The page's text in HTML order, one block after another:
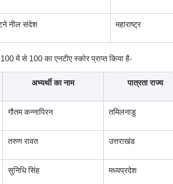
नील संदेश महाराष्ट्र
में से 100 का एनटीए स्कोर प्राप्त किया है-
अभ्यर्थी का नाम पात्रता राज्य
गौतम कन्नापिरन तमिलनाडु
तरुण रावत उत्तराखंड
सुनिधि सिंह मध्यप्रदेश